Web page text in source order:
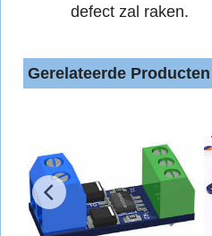
defect zal raken.
Gerelateerde Producten